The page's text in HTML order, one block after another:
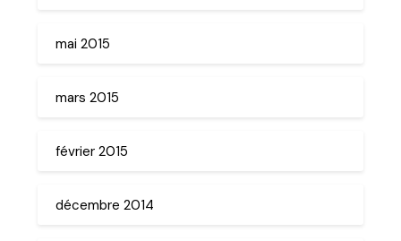
mai 2015
mars 2015
février 2015
décembre 2014